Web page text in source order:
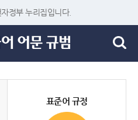
정부 누리집입니다.
표준어 규정